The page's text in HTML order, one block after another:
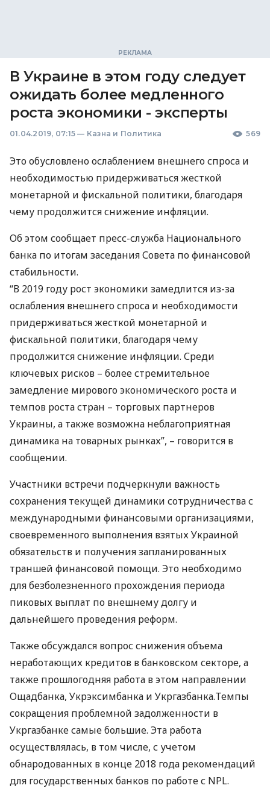
В Украине в этом году следует
ожидать более медленного
роста экономики - эксперты
01.04.2019, 07:15 — Казна и Политика 569
Это обусловлено ослаблением внешнего спроса и
необходимостью придерживаться жесткой
монетарной и фискальной политики, благодаря
чему продолжится снижение инфляции.
Об этом сообщает пресс-служба Национального
банка по итогам заседания Совета по финансовой
стабильности.
“В 2019 году рост экономики замедлится из-за
ослабления внешнего спроса и необходимости
придерживаться жесткой монетарной и
фискальной политики, благодаря чему
продолжится снижение инфляции. Среди
ключевых рисков – более стремительное
замедление мирового экономического роста и
темпов роста стран – торговых партнеров
Украины, а также возможна неблагоприятная
динамика на товарных рынках”, – говорится в
сообщении.
Участники встречи подчеркнули важность
сохранения текущей динамики сотрудничества с
международными финансовыми организациями,
своевременного выполнения взятых Украиной
обязательств и получения запланированных
траншей финансовой помощи. Это необходимо
для безболезненного прохождения периода
пиковых выплат по внешнему долгу и
дальнейшего проведения реформ.
Также обсуждался вопрос снижения объема
неработающих кредитов в банковском секторе, а
также прошлогодняя работа в этом направлении
Ощадбанка, Укрэксимбанка и Укргазбанка.Темпы
сокращения проблемной задолженности в
Укргазбанке самые большие. Эта работа
осуществлялась, в том числе, с учетом
обнародованных в конце 2018 года рекомендаций
для государственных банков по работе с NPL.